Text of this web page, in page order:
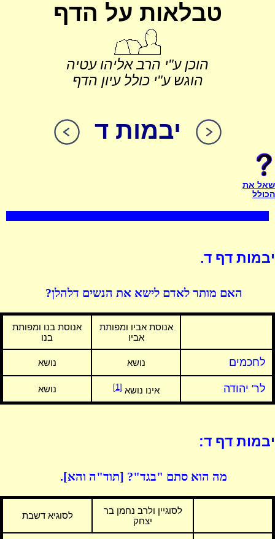
טבלאות על הדף
הוכן ע"י הרב אליהו עטיה
הוגש ע"י כולל עיון הדף
יבמות ד
שאל את
הכולל
יבמות דף ד.
האם מותר לאדם לישא את הנשים דלהלן?
אנוסת אביו ומפותת
אביו
אנוסת בנו ומפותת
בנו
לחכמים נושא נושא
לר' יהודה אינו נושא[1] נושא
יבמות דף ד:
מה הוא סתם "בגד"? [תוד"ה והא].
לסוגיין ולרב נחמן בר
יצחק
לסוגיא דשבת